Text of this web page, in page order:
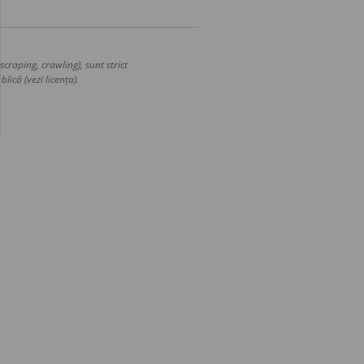
crawling), sunt strict
(vezi licența).